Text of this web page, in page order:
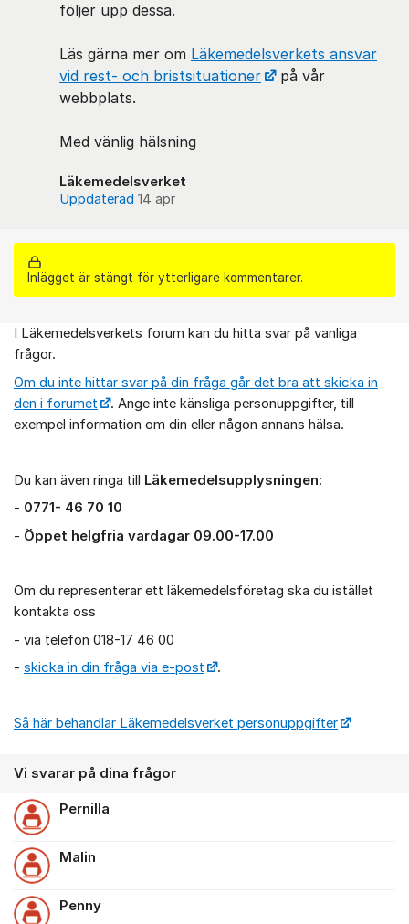
följer upp dessa.
Läs gärna mer om Läkemedelsverkets ansvar
vid rest- och bristsituationer
på vår
webbplats.
Med vänlig hälsning
Läkemedelsverket
Uppdaterad 14 apr
Inlägget är stängt för ytterligare kommentarer.
Om forumet
I Läkemedelsverkets forum kan du hitta svar på vanliga
frågor.
Om du inte hittar svar på din fråga går det bra att skicka in
den i forumet
. Ange inte känsliga personuppgifter, till
exempel information om din eller någon annans hälsa.
Du kan även ringa till Läkemedelsupplysningen:
- 0771- 46 70 10
- Öppet helgfria vardagar 09.00-17.00
Om du representerar ett läkemedelsföretag ska du istället
kontakta oss
- via telefon 018-17 46 00
- skicka in din fråga via e-post .
Så här behandlar Läkemedelsverket personuppgifter
Vi svarar på dina frågor
Pernilla
Malin
Penny